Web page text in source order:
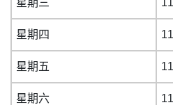
星期三
星期四
星期五
星期六